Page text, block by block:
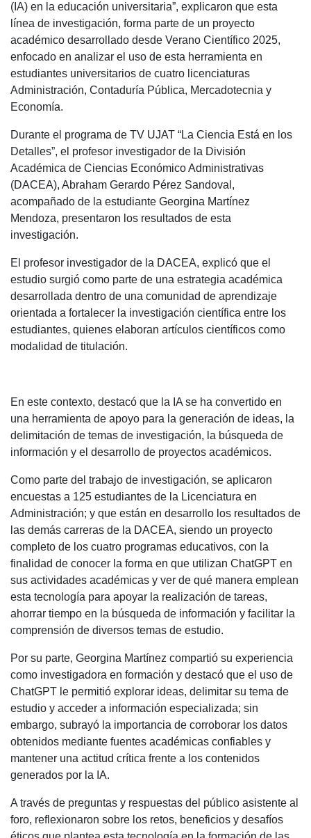
(IA) en la educación universitaria”, explicaron que esta
línea de investigación, forma parte de un proyecto
académico desarrollado desde Verano Científico 2025,
enfocado en analizar el uso de esta herramienta en
estudiantes universitarios de cuatro licenciaturas
Administración, Contaduría Pública, Mercadotecnia y
Economía.
Durante el programa de TV UJAT “La Ciencia Está en los
Detalles”, el profesor investigador de la División
Académica de Ciencias Económico Administrativas
(DACEA), Abraham Gerardo Pérez Sandoval,
acompañado de la estudiante Georgina Martínez
Mendoza, presentaron los resultados de esta
investigación.
El profesor investigador de la DACEA, explicó que el
estudio surgió como parte de una estrategia académica
desarrollada dentro de una comunidad de aprendizaje
orientada a fortalecer la investigación científica entre los
estudiantes, quienes elaboran artículos científicos como
modalidad de titulación.
En este contexto, destacó que la IA se ha convertido en
una herramienta de apoyo para la generación de ideas, la
delimitación de temas de investigación, la búsqueda de
información y el desarrollo de proyectos académicos.
Como parte del trabajo de investigación, se aplicaron
encuestas a 125 estudiantes de la Licenciatura en
Administración; y que están en desarrollo los resultados de
las demás carreras de la DACEA, siendo un proyecto
completo de los cuatro programas educativos, con la
finalidad de conocer la forma en que utilizan ChatGPT en
sus actividades académicas y ver de qué manera emplean
esta tecnología para apoyar la realización de tareas,
ahorrar tiempo en la búsqueda de información y facilitar la
comprensión de diversos temas de estudio.
Por su parte, Georgina Martínez compartió su experiencia
como investigadora en formación y destacó que el uso de
ChatGPT le permitió explorar ideas, delimitar su tema de
estudio y acceder a información especializada; sin
embargo, subrayó la importancia de corroborar los datos
obtenidos mediante fuentes académicas confiables y
mantener una actitud crítica frente a los contenidos
generados por la IA.
A través de preguntas y respuestas del público asistente al
foro, reflexionaron sobre los retos, beneficios y desafíos